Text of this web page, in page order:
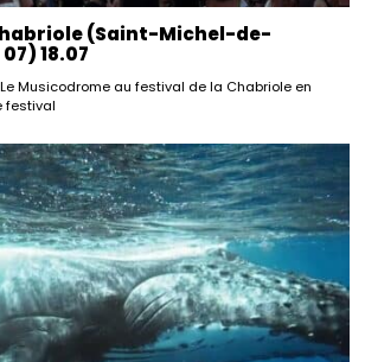
(Saint-Michel-de-
18.07
Musicodrome au festival de la Chabriole en
festival